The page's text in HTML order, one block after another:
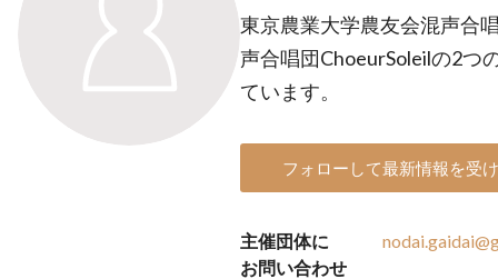
東京農業大学農友会混声合
声合唱団ChoeurSoleilの2つ
ています。
フォローして最新情報を受
主催団体に
お問い合わせ